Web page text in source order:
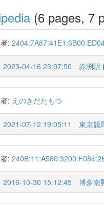
(6 pages, 7
:
2023-04-16 23:07:50 赤渕駅 (
: えのきだたもつ
2021-07-12 19:05:11 東京競
:
2016-10-30 15:12:45 博多南